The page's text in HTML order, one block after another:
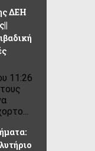
ΔΕΗ
11:26